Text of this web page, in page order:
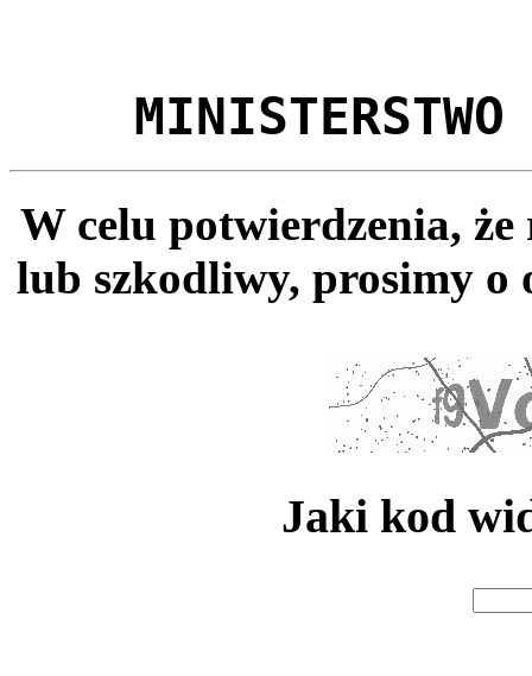
MINISTERSTWO
W celu potwierdzenia,
lub szkodliwy, prosimy o
Jaki kod